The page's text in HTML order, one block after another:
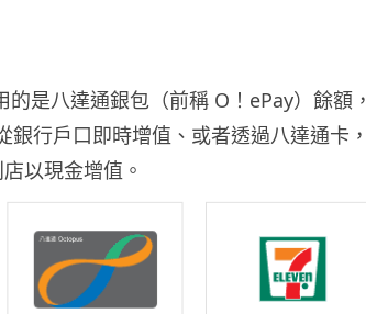
的是八達通銀包 （前稱 O！ePay） 餘額 ，
銀行戶口即時增值、或者透過八達通卡，
以現金增值 。